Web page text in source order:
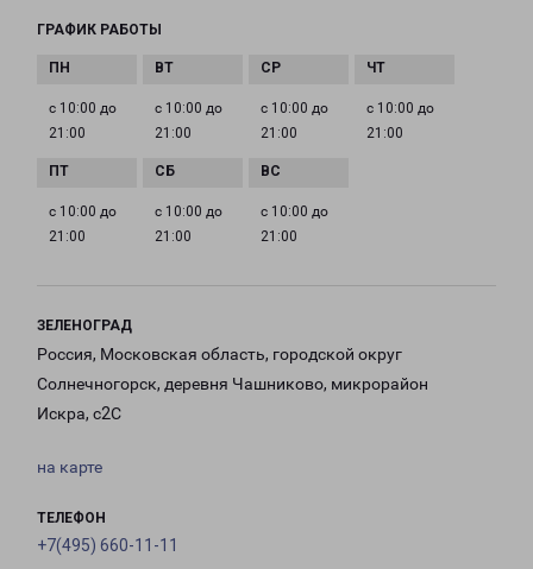
ГРАФИК РАБОТЫ
с 10:00 до
21:00
с 10:00 до
21:00
с 10:00 до
21:00
с 10:00 до
21:00
с 10:00 до
21:00
с 10:00 до
21:00
с 10:00 до
21:00
ЗЕЛЕНОГРАД
Россия, Московская область, городской округ
Солнечногорск, деревня Чашниково, микрорайон
Искра, с2С
на карте
ТЕЛЕФОН
+7(495) 660-11-11